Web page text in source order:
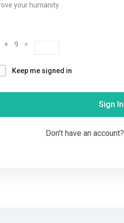
your humanity
+ 9 =
Keep me signed in
Sign In
Don't have an account?